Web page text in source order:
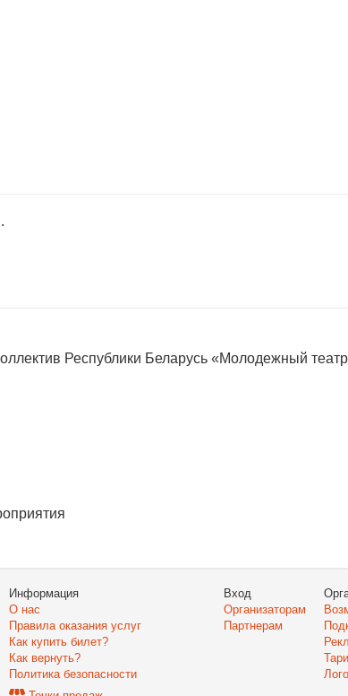
Республики Беларусь «Молодежный
Информация
О нас
Правила оказания услуг
Как купить билет?
Как вернуть?
Политика безопасности
Вход
Организаторам
Партнерам